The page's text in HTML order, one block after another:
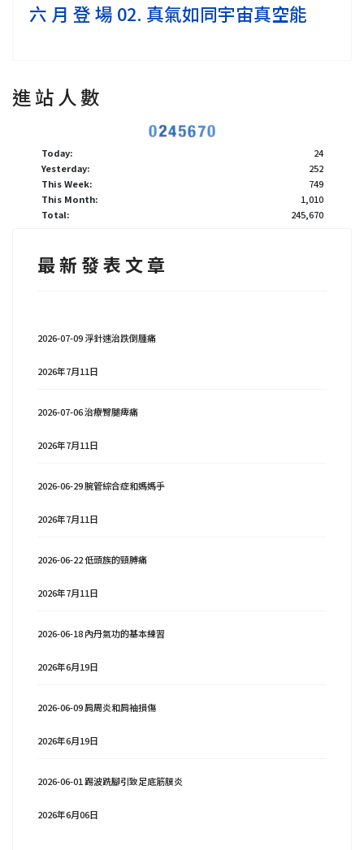
六 月 登 場 02. 真氣如同宇宙真空能
進 站 人 數
Today:
24
Yesterday:
252
This Week:
749
This Month:
1,010
Total:
245,670
最 新 發 表 文 章
2026-07-09 浮針速治跌倒腫痛
2026年7月11日
2026-07-06 治療臀腿痺痛
2026年7月11日
2026-06-29 腕管綜合症和媽媽手
2026年7月11日
2026-06-22 低頭族的頸膊痛
2026年7月11日
2026-06-18 內丹氣功的基本練習
2026年6月19日
2026-06-09 肩周炎和肩袖損傷
2026年6月19日
2026-06-01 踢波跣腳引致足底筋膜炎
2026年6月06日